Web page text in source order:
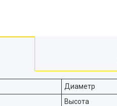
Диаметр
Высота